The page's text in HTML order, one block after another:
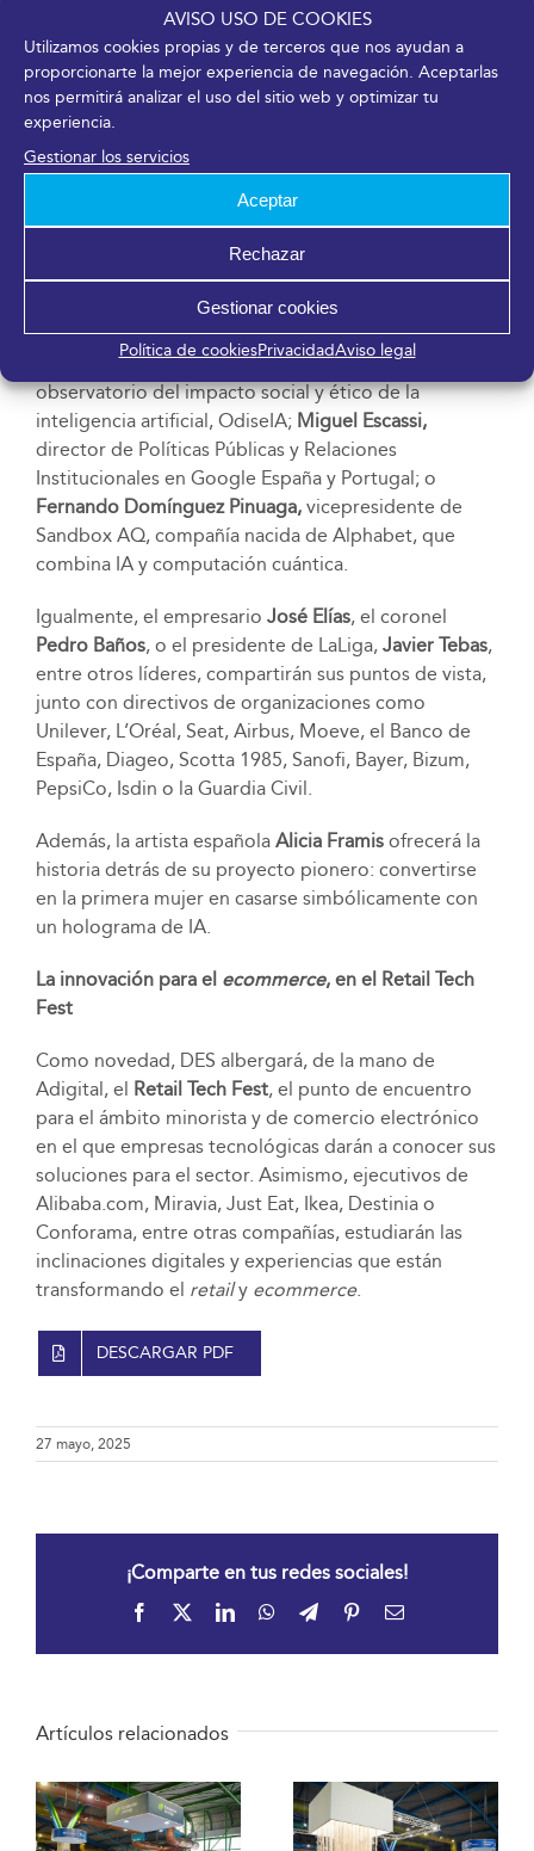
AVISO USO DE COOKIES
Utilizamos cookies propias y de terceros que nos ayudan a
proporcionarte la mejor experiencia de navegación. Aceptarlas
nos permitirá analizar el uso del sitio web y optimizar tu
experiencia.
Gestionar los servicios
Aceptar
Rechazar
Gestionar cookies
Política de cookiesPrivacidadAviso legal
la expansión de la computación cuántica y la
relevancia de la ciberseguridad. Igualmente, se
llevarán sobre la mesa los retos éticos que surgen de
la digitalización y las regulaciones que se están
implementando.
Algunos de los gurús que se darán cita en la cumbre
sonMargaret Mitchell, fundadora del Departamento
de Ética de IA de Google y actual directora de Ética
de la tecnológica estadounidense, Hugging Face;Jo
, director de Estrategia y vicepresidente
ejecutivo del IMEC;Ulrich Ahle, CEO de Gaia-X;
Richard Benjamins, cofundador y CEO del
observatorio del impacto social y ético de la
inteligencia artificial, OdiseIA; Miguel Escassi,
director de Políticas Públicas y Relaciones
Institucionales en Google España y Portugal; o
Fernando Domínguez Pinuaga, vicepresidente de
Sandbox AQ, compañía nacida de Alphabet, que
combina IA y computación cuántica.
Igualmente, el empresario José Elías, el coronel
Pedro Baños, o el presidente de LaLiga, Javier Tebas,
entre otros líderes, compartirán sus puntos de vista,
junto con directivos de organizaciones como
Unilever, L’Oréal, Seat, Airbus, Moeve, el Banco de
España, Diageo, Scotta 1985, Sanofi, Bayer, Bizum,
PepsiCo, Isdin o la Guardia Civil.
Además, la artista española Alicia Framisofrecerá la
historia detrás de su proyecto pionero: convertirse
en la primera mujer en casarse simbólicamente con
un holograma de IA.
La innovación para el ecommerce, en el Retail Tech
Fest
Como novedad, DES albergará, de la mano de
Adigital, el Retail Tech Fest, el punto de encuentro
para el ámbito minorista y de comercio electrónico
en el que empresas tecnológicas darán a conocer sus
soluciones para el sector. Asimismo, ejecutivos de
Alibaba.com, Miravia, Just Eat, Ikea, Destinia o
Conforama, entre otras compañías, estudiarán las
inclinaciones digitales y experiencias que están
transformando el retaily ecommerce.
DESCARGAR PDF
27 mayo, 2025
¡Comparte en tus redes sociales!
Facebook LinkedInWhatsApp
TelegramPinterestCorreo
Artículos relacionados